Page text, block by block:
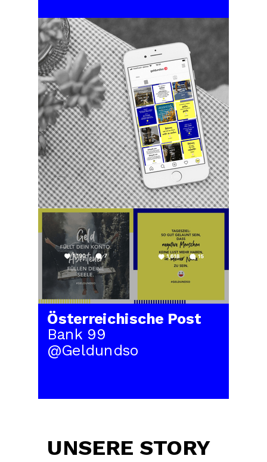
Österreichische Post
Bank 99
@Geldundso
UNSERE STORY